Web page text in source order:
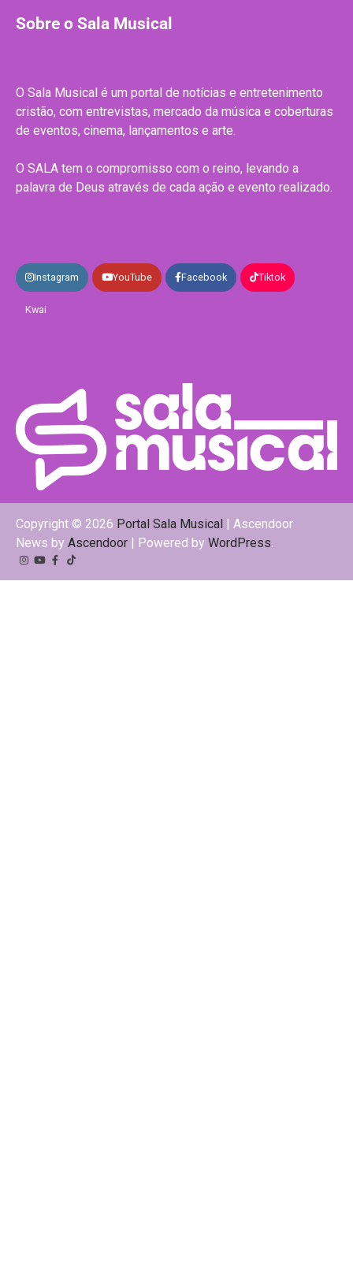
Sobre o Sala Musical
O Sala Musical é um portal de notícias e entretenimento
cristão, com entrevistas, mercado da música e coberturas
de eventos, cinema, lançamentos e arte.
O SALA tem o compromisso com o reino, levando a
palavra de Deus através de cada ação e evento realizado.
Instagram YouTube Facebook Tiktok
Kwai
Copyright © 2026 Portal Sala Musical | Ascendoor
News by Ascendoor | Powered by WordPress
Instagram
YouTube
Facebook
Tiktok